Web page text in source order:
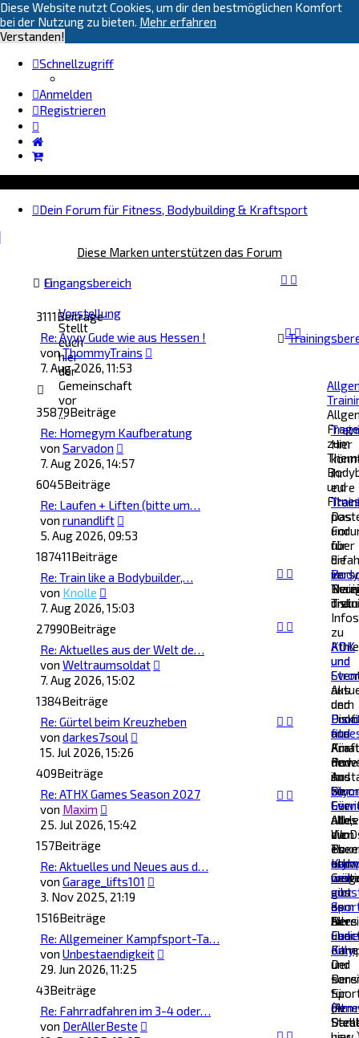
Diese Website nutzt Cookies, um dir den bestmöglichen Komfort
bei der Nutzung zu bieten. Mehr erfahren
Verstanden!
Schnellzugriff
Anmelden
Registrieren
Dein Forum für Fitness, Bodybuilding & Kraftsport
Diese Marken unterstützen das Forum
Eingangsbereich
Vorstellung
Stellt
euch
hier
der
Gemeinschaft
vor
...
3111Beiträge
Re: Ayyy Gude wie aus Hessen !
vonThommyTrains
7. Aug 2026, 11:53
zum
und
35879Beiträge
Re: Homegym Kaufberatung
von Sarvadon
Beitrag
7. Aug 2026, 14:57
Hier
ihr
eure
und
über
die
6045Beiträge
Re: Laufen + Liften (bitte um…
von runandlift
Beitrag
5. Aug 2026, 09:53
Das
für
im
187411Beiträge
Re: Train like a Bodybuilder,…
von Knolle
Beitrag
7. Aug 2026, 15:03
und
Infos
zu
und
aus
dem
und
ihr
hier.
27990Beiträge
Re: Aktuelles aus der Welt de…
von Weltraumsoldat
7. Aug 2026, 15:02
KDK
und
und
aus
und
Für
alle,
die
es
1384Beiträge
Re: Gürtel beim Kreuzheben
von darkes7soul
15. Jul 2026, 15:26
Für
den
zu
und
aus
dem
409Beiträge
Re: ATHX Games Season 2027
von Maxim
Beitrag
25. Jul 2026, 15:42
Alles
zum
gibt
es
hier.
157Beiträge
Re: Aktuelles und Neues aus d…
von Garage_lifts101
3. Nov 2025, 21:19
und
Alles
über
und
1516Beiträge
Re: Allgemeiner Kampfsport-Ta…
von Unbestaendigkeit
29. Jun 2026, 11:25
only
Der
für
die
43Beiträge
Re: Fahrradfahren im 3-4 oder…
von DerAllerBeste